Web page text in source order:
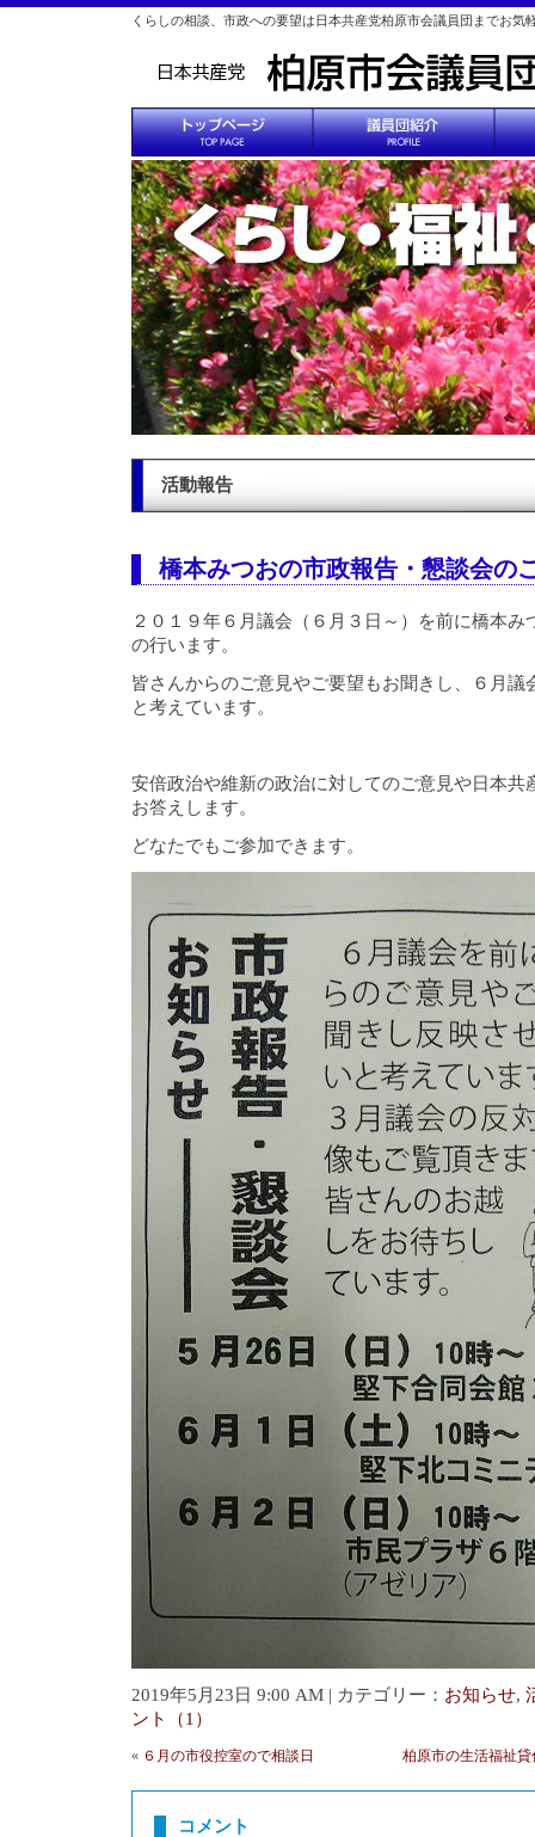
くらしの相談、市政への要望は日本共産党柏原市会議員団までお気
活動報告
橋本みつおの市政報告・懇談会の
２０１９年６月議会（６月３日～）を前に橋本み
の行います。
皆さんからのご意見やご要望もお聞きし、６月議
と考えています。
安倍政治や維新の政治に対してのご意見や日本共
お答えします。
どなたでもご参加できます。
2019年5月23日 9:00 AM | カテゴリー： お知らせ,
ント（1）
« ６月の市役控室ので相談日 柏原市の生活福祉
コメント